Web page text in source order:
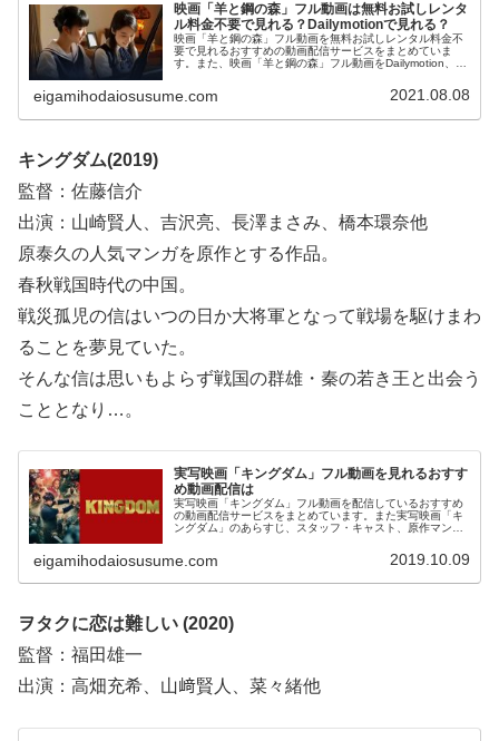
映画「羊と鋼の森」フル動画は無料お試しレンタ
ル料金不要で見れる？Dailymotionで見れる？
映画「羊と鋼の森」フル動画を無料お試しレンタル料金不
要で見れるおすすめの動画配信サービスをまとめていま
す。また、映画「羊と鋼の森」フル動画をDailymotion、
鋼の森」の作品情報、あらすじ、感想についてもお伝えし
ていますので、動画配信サービス選びや映画本編を見る前
eigamihodaiosusume.com 2021.08.08
キングダム(2019)
監督：佐藤信介
出演：山崎賢人、吉沢亮、長澤まさみ、橋本環奈他
原泰久の人気マンガを原作とする作品。
春秋戦国時代の中国。
戦災孤児の信はいつの日か大将軍となって戦場を駆けまわ
ることを夢見ていた。
そんな信は思いもよらず戦国の群雄・秦の若き王と出会う
こととなり…。
実写映画「キングダム」フル動画を見れるおすす
め動画配信は
実写映画「キングダム」フル動画を配信しているおすすめ
の動画配信サービスをまとめています。また実写映画「キ
ングダム」のあらすじ、スタッフ・キャスト、原作マン
サービス選びや映画本編を見る前の予備知識として役立て
てください。
eigamihodaiosusume.com 2019.10.09
ヲタクに恋は難しい (2020)
監督：福田雄一
出演：高畑充希、山﨑賢人、菜々緒他